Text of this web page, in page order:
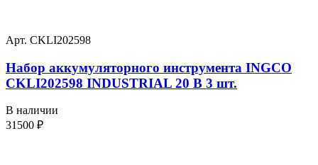
Арт. CKLI202598
Набор аккумуляторного инструмента INGCO
CKLI202598 INDUSTRIAL 20 В 3 шт.
В наличии
31500 ₽